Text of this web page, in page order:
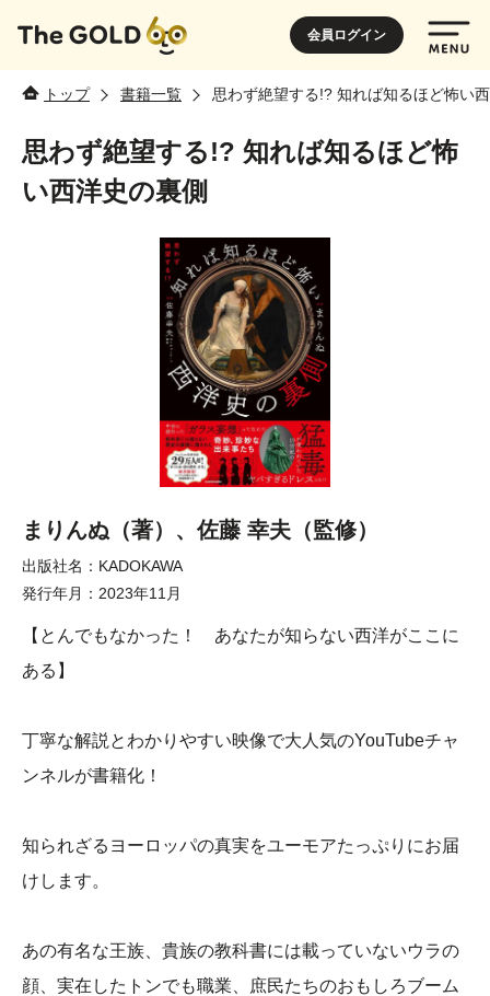
会員ログイン
トップ 書籍一覧 思わず絶望する!? 知れば知るほど怖い
思わず絶望する!? 知れば知るほど怖
い西洋史の裏側
まりんぬ（著）、佐藤 幸夫（監修）
出版社名
KADOKAWA
発行年月
2023年11月
【とんでもなかった！ あなたが知らない西洋がここに
ある】
丁寧な解説とわかりやすい映像で大人気のYouTubeチャ
ンネルが書籍化！
知られざるヨーロッパの真実をユーモアたっぷりにお届
けします。
あの有名な王族、貴族の教科書には載っていないウラの
顔、実在したトンでも職業、庶民たちのおもしろブーム